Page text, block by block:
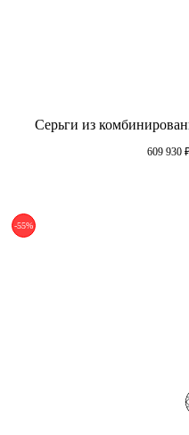
Серьги из
609 930
-55%